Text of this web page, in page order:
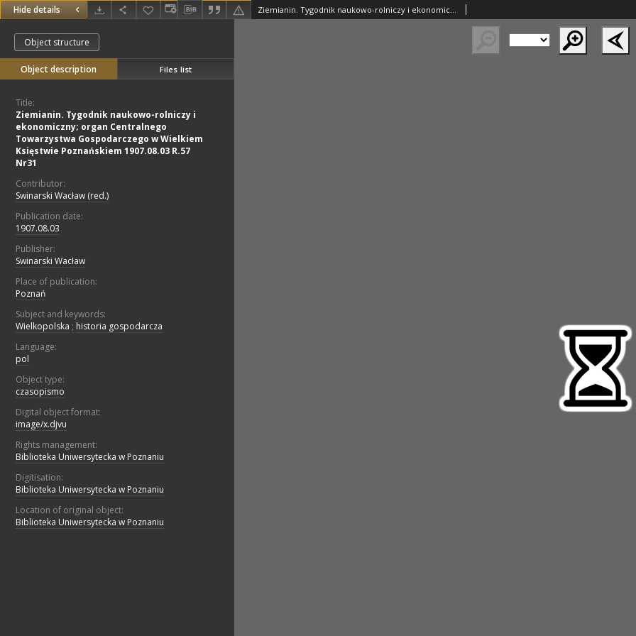
Hide details Ziemianin. Tygodnik naukowo-rolniczy i ekonomiczny; organ Centralnego Towarzystwa Gospodarczego w Wielkiem Księstwie Poznańskiem 1907.08.03 R.57 Nr31
Object structure
Object description Files list
Title:
Ziemianin. Tygodnik naukowo-rolniczy i
ekonomiczny; organ Centralnego
Towarzystwa Gospodarczego w Wielkiem
Księstwie Poznańskiem 1907.08.03 R.57
Nr31
Contributor:
Swinarski Wacław (red.)
Publication date:
1907.08.03
Publisher:
Swinarski Wacław
Place of publication:
Poznań
Subject and keywords:
Wielkopolska ; historia gospodarcza
Language:
pol
Object type:
czasopismo
Digital object format:
image/x.djvu
Rights management:
Biblioteka Uniwersytecka w Poznaniu
Digitisation:
Biblioteka Uniwersytecka w Poznaniu
Location of original object:
Biblioteka Uniwersytecka w Poznaniu